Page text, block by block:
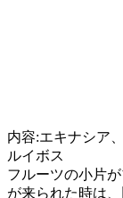
内容:エキナシア
ルイボス
フルーツの小片
が来られた時は